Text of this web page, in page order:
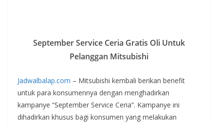
September Service Ceria Gratis Oli Untuk
Pelanggan Mitsubishi
Jadwalbalap.com – Mitsubishi kembali berikan benefit
untuk para konsumennya dengan menghadirkan
kampanye “September Service Ceria”. Kampanye ini
dihadirkan khusus bagi konsumen yang melakukan